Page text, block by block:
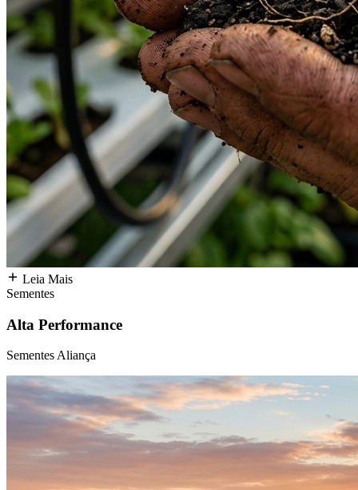
Leia Mais
Sementes
Alta Performance
Sementes Aliança